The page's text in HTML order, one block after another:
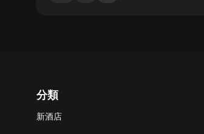
分類
新酒店